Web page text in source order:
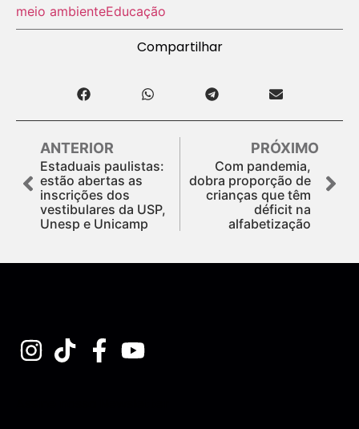
meio ambienteEducação
Compartilhar
ANTERIOR
Estaduais paulistas:
estão abertas as
inscrições dos
vestibulares da USP,
Unesp e Unicamp
PRÓXIMO
Com pandemia,
dobra proporção de
crianças que têm
déficit na
alfabetização